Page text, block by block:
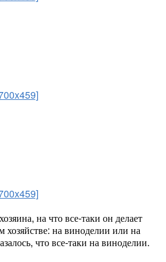
на что все-таки он делает
хозяйстве: на виноделии или на
что все-таки на виноделии.